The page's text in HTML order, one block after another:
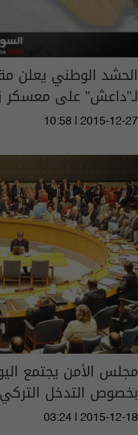
الحشد الوطني يعلن
لـ"داعش" على معسكر
10:58 | 2015-12-27
مجلس الأمن يجتمع
بخصوص التدخل التركي
03:24 | 2015-12-18